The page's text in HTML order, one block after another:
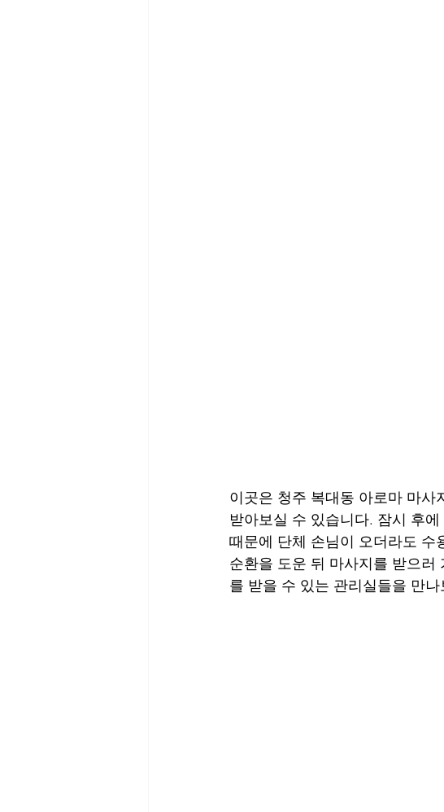
이곳은 청주 복대동 아로마 마사
받아보실 수 있습니다. 잠시 후
때문에 단체 손님이 오더라도 수
순환을 도운 뒤 마사지를 받으
를 받을 수 있는 관리실들을 만